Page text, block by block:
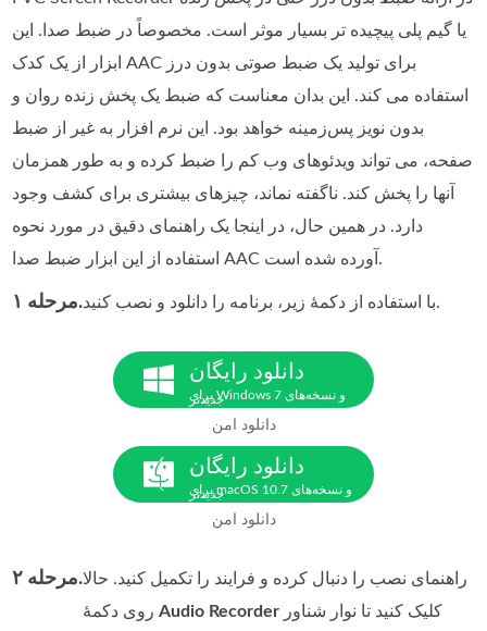
یا گیم پلی پیچیده تر بسیار موثر است. مخصوصاً در ضبط صدا. این
ابزار از یک کدک AAC برای تولید یک ضبط صوتی بدون درز
استفاده می کند. این بدان معناست که ضبط یک پخش زنده روان و
بدون نویز پس‌زمینه خواهد بود. این نرم افزار به غیر از ضبط
صفحه، می تواند ویدئوهای وب کم را ضبط کرده و به طور همزمان
آنها را پخش کند. ناگفته نماند، چیزهای بیشتری برای کشف وجود
دارد. در همین حال، در اینجا یک راهنمای دقیق در مورد نحوه
استفاده از این ابزار ضبط صدا AAC آورده شده است.
مرحله ۱. با استفاده از دکمهٔ زیر، برنامه را دانلود و نصب کنید.
دانلود رایگان
برای Windows 7 و نسخه‌های
جدیدتر
دانلود امن
دانلود رایگان
برای macOS 10.7 و نسخه‌های
جدیدتر
دانلود امن
مرحله ۲.راهنمای نصب را دنبال کرده و فرایند را تکمیل کنید. حالا
روی دکمهٔAudio Recorder